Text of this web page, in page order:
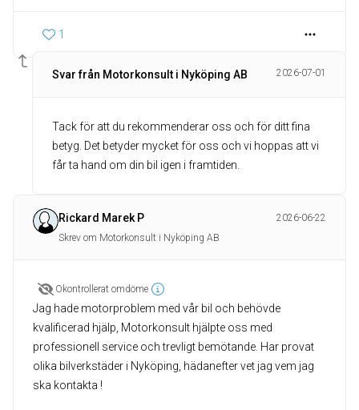
1
Svar från Motorkonsult i Nyköping AB 2026-07-01
Tack för att du rekommenderar oss och för ditt fina
betyg. Det betyder mycket för oss och vi hoppas att vi
får ta hand om din bil igen i framtiden.
Rickard Marek P
2026-06-22
Skrev om Motorkonsult i Nyköping AB
Okontrollerat omdöme
Jag hade motorproblem med vår bil och behövde
kvalificerad hjälp, Motorkonsult hjälpte oss med
professionell service och trevligt bemötande. Har provat
olika bilverkstäder i Nyköping, hädanefter vet jag vem jag
ska kontakta !